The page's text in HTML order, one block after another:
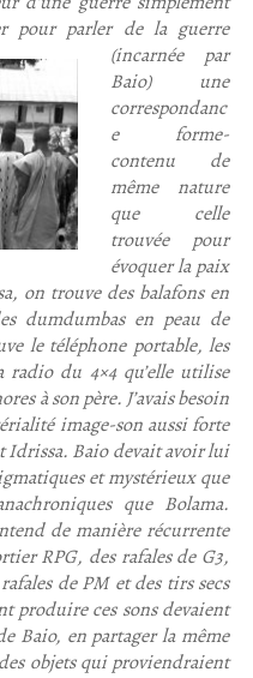
pour parler de la guerre
(incarnée par
Baio) une
correspondanc
e forme-
contenu de
même nature
que celle
trouvée pour
évoquer la paix
on trouve des balafons en
dumdumbas en peau de
le téléphone portable, les
du 4×4 qu’elle utilise
à son père. J’avais besoin
image-son aussi forte
Idrissa. Baio devait avoir lui
et mystérieux que
que Bolama.
de manière récurrente
RPG, des rafales de G3,
de PM et des tirs secs
produire ces sons devaient
Baio, en partager la même
des objets qui proviendraient